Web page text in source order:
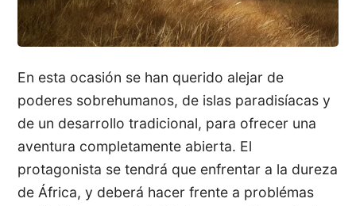
En esta ocasión se han querido alejar de
poderes sobrehumanos, de islas paradisíacas y
de un desarrollo tradicional, para ofrecer una
aventura completamente abierta. El
protagonista se tendrá que enfrentar a la dureza
de África, y deberá hacer frente a problémas